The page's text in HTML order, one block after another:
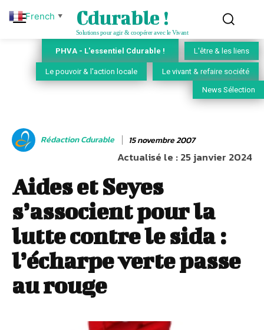
Cdurable !
Solutions pour agir & coopérer avec le Vivant
PHVA - L'essentiel Cdurable ! L'être & les liens
Le pouvoir & l'action locale Le vivant & refaire société
News Sélection
Rédaction Cdurable 15 novembre 2007
Actualisé le :25 janvier 2024
Aides et Seyes
s’associent pour la
lutte contre le sida :
l’écharpe verte passe
au rouge
French ▼